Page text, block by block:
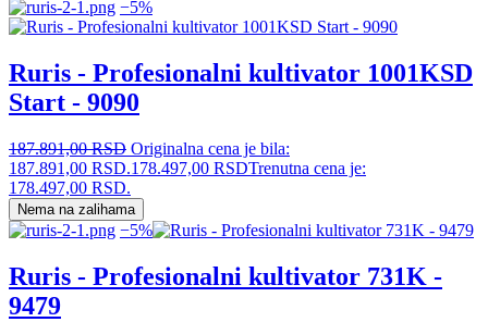
−5%
Ruris - Profesionalni kultivator 1001KSD
Start - 9090
187.891,00RSD Originalna cena je bila:
187.891,00 RSD.178.497,00 RSDTrenutna cena je:
178.497,00 RSD.
Nema na zalihama
−5%
Ruris - Profesionalni kultivator 731K -
9479